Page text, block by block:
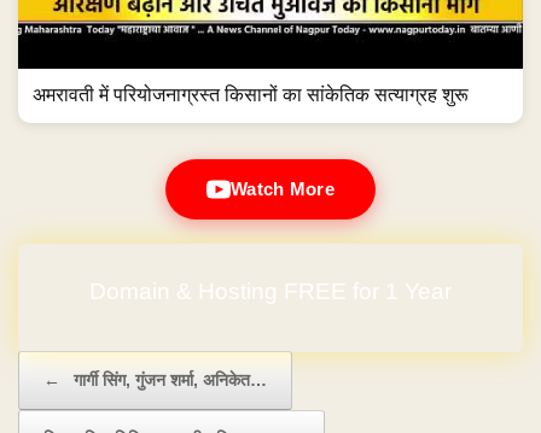
अमरावती में परियोजनाग्रस्त किसानों का सांकेतिक सत्याग्रह शुरू
Watch More
Domain & Hosting FREE for 1 Year
← गार्गी सिंग, गुंजन शर्मा, अनिकेत…